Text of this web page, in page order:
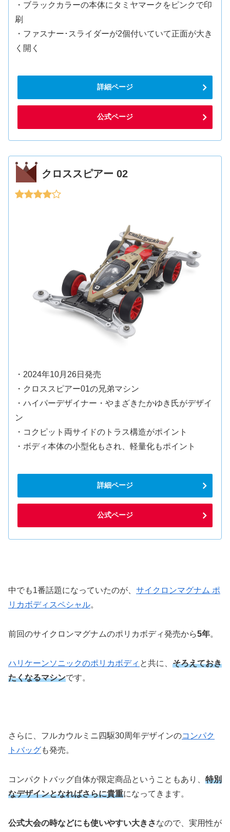
・ブラックカラーの本体にタミヤマークをピンクで印
刷
・ファスナー･スライダーが2個付いていて正面が大き
く開く
詳細ページ
公式ページ
クロススピアー 02
・2024年10月26日発売
・クロススピアー01の兄弟マシン
・ハイパーデザイナー・やまざきたかゆき氏がデザイ
ン
・コクピット両サイドのトラス構造がポイント
・ボディ本体の小型化もされ、軽量化もポイント
詳細ページ
公式ページ
中でも1番話題になっていたのが、 サイクロンマグナム ポ
リカボディスペシャル。
前回のサイクロンマグナムのポリカボディ発売から5年。
ハリケーンソニックのポリカボディ と共に、 そろえておき
たくなるマシンです。
さらに、フルカウルミニ四駆30周年デザインのコンパク
トバッグも発売。
コンパクトバッグ自体が限定商品ということもあり、 特別
なデザインとなればさらに貴重になってきます。
公式大会の時などにも使いやすい大きさなので、実用性が